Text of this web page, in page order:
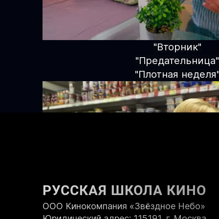
"Вторник"
"Предательница"
"Плотная
РУССКАЯ ШКОЛА КИНО
ООО Кинокомпания «Звёздное Небо»